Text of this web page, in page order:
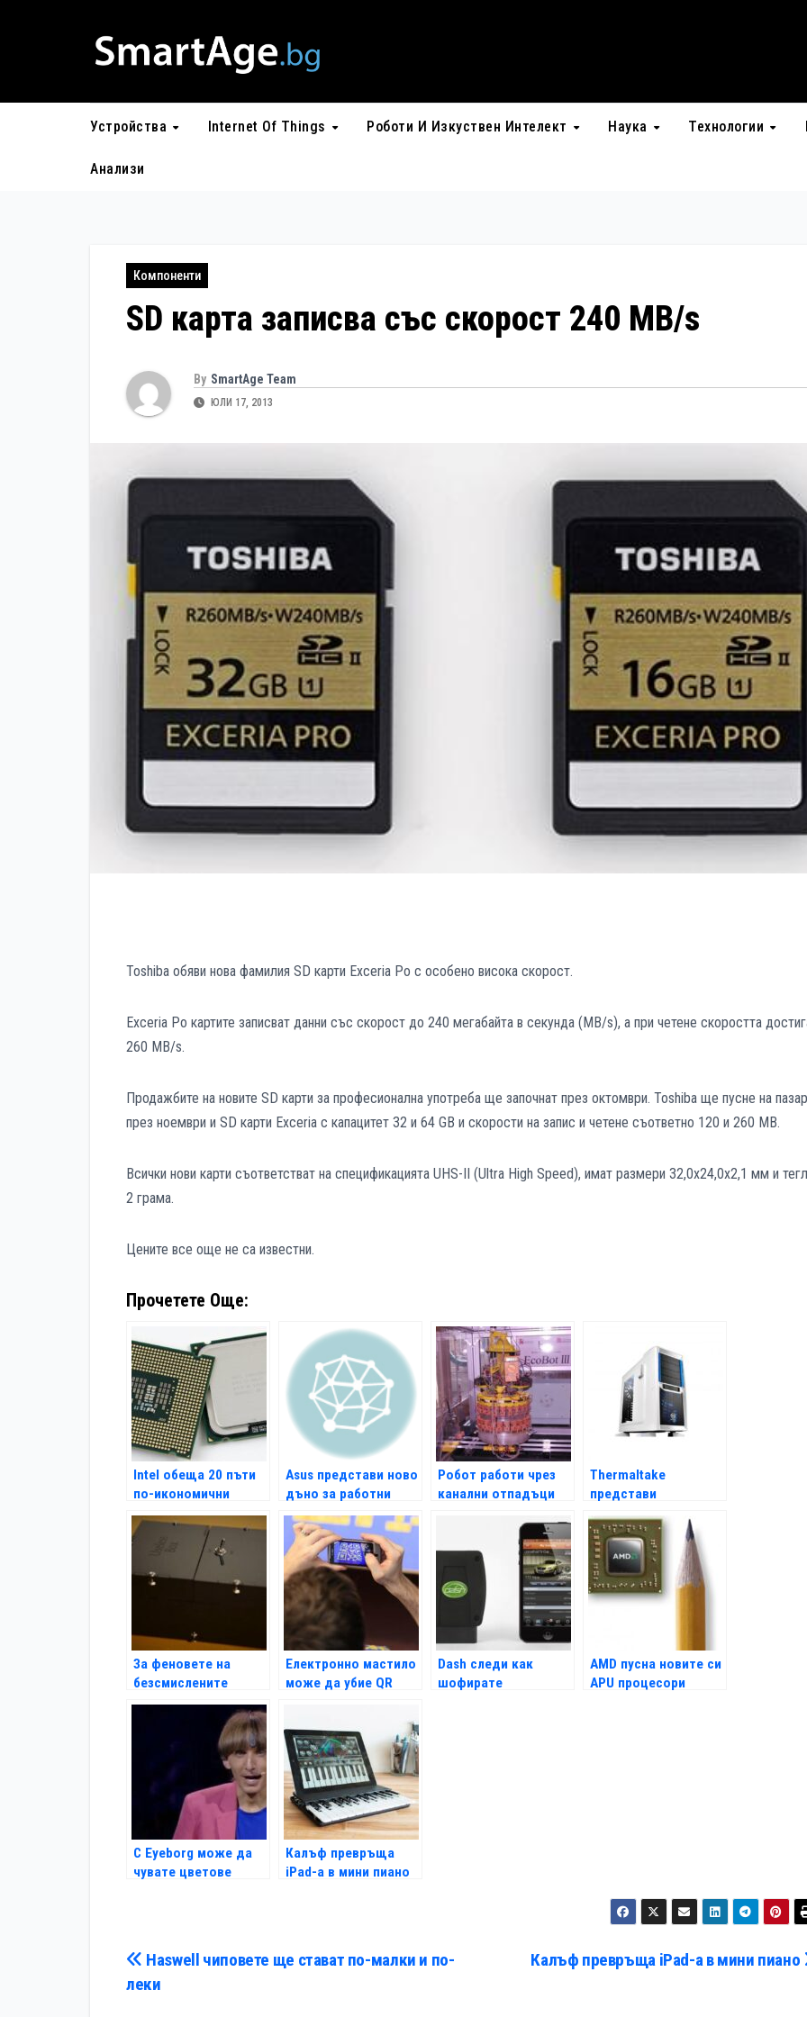
Устройства Internet Of Things Роботи И Изкуствен Интелект Наука Технологии
Анализи
Компоненти
SD карта записва със скорост 240 MB/s
By SmartAge Team
ЮЛИ 17, 2013
Toshiba обяви нова фамилия SD карти Exceria Po с особено висока скорост.
Exceria Po картите записват данни със скорост до 240 мегабайта в секунда (MB/s), а при четене скоростта
260 MB/s.
Продажбите на новите SD карти за професионална употреба ще започнат през октомври. Toshiba ще пусне на
през ноември и SD карти Exceria с капацитет 32 и 64 GB и скорости на запис и четене съответно 120 и 260 MB.
Всички нови карти съответстват на спецификацията UHS-II (Ultra High Speed), имат размери 32,0х24,0х2,1 мм и
2 грама.
Цените все още не са известни.
Прочетете Още:
Intel обеща 20 пъти
по-икономични
процесори през
2013-а
Asus представи ново
дъно за работни
станции
Робот работи чрез
канални отпадъци
Thermaltake
представи
геймърската кутия
Chaser A41
За феновете на
безсмислените
джаджи
Електронно мастило
може да убие QR
Dash следи как
шофирате
AMD пусна новите си
APU процесори
С Eyeborg може да
чувате цветове
Калъф превръща
iPad-а в мини пиано
Навигация Калъф превръща iPad-а в мини пиано
Haswell чиповете ще стават по-малки и по-
леки